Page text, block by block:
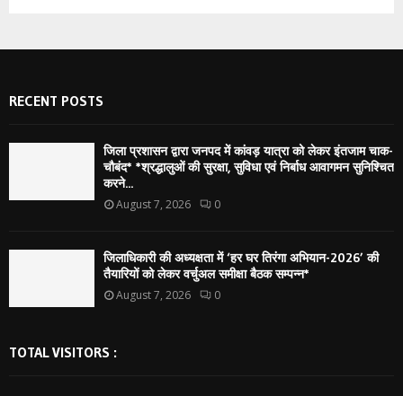
RECENT POSTS
जिला प्रशासन द्वारा जनपद में कांवड़ यात्रा को लेकर इंतजाम चाक-
चौबंद* *श्रद्धालुओं की सुरक्षा, सुविधा एवं निर्बाध आवागमन सुनिश्चित
करने...
August 7, 2026 0
जिलाधिकारी की अध्यक्षता में ‘हर घर तिरंगा अभियान-2026’ की
तैयारियों को लेकर वर्चुअल समीक्षा बैठक सम्पन्न*
August 7, 2026 0
TOTAL VISITORS :